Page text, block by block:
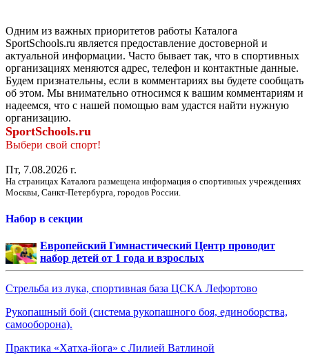
Одним из важных приоритетов работы Каталога
SportSchools.ru является предоставление достоверной и
актуальной информации. Часто бывает так, что в спортивных
организациях меняются адрес, телефон и контактные данные.
Будем признательны, если в комментариях вы будете сообщать
об этом. Мы внимательно относимся к вашим комментариям и
надеемся, что с нашей помощью вам удастся найти нужную
организацию.
SportSchools.ru
Выбери свой спорт!
Пт, 7.08.2026 г.
На страницах Каталога размещена информация о спортивных учреждениях
Москвы, Санкт-Петербурга, городов России.
Набор в секции
Европейский Гимнастический Центр проводит
набор детей от 1 года и взрослых
Стрельба из лука, спортивная база ЦСКА Лефортово
Рукопашный бой (система рукопашного боя, единоборства,
самооборона).
Практика «Хатха-йога» с Лилией Ватлиной